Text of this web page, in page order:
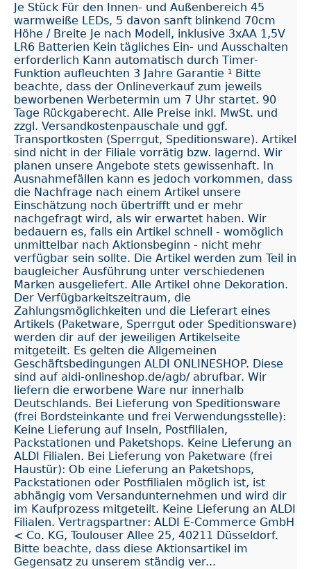
Je Stück Für den Innen- und Außenbereich 45
warmweiße LEDs, 5 davon sanft blinkend 70cm
Höhe / Breite Je nach Modell, inklusive 3xAA 1,5V
LR6 Batterien Kein tägliches Ein- und Ausschalten
erforderlich Kann automatisch durch Timer-
Funktion aufleuchten 3 Jahre Garantie ¹ Bitte
beachte, dass der Onlineverkauf zum jeweils
beworbenen Werbetermin um 7 Uhr startet. 90
Tage Rückgaberecht. Alle Preise inkl. MwSt. und
zzgl. Versandkostenpauschale und ggf.
Transportkosten (Sperrgut, Speditionsware). Artikel
sind nicht in der Filiale vorrätig bzw. lagernd. Wir
planen unsere Angebote stets gewissenhaft. In
Ausnahmefällen kann es jedoch vorkommen, dass
die Nachfrage nach einem Artikel unsere
Einschätzung noch übertrifft und er mehr
nachgefragt wird, als wir erwartet haben. Wir
bedauern es, falls ein Artikel schnell - womöglich
unmittelbar nach Aktionsbeginn - nicht mehr
verfügbar sein sollte. Die Artikel werden zum Teil in
baugleicher Ausführung unter verschiedenen
Marken ausgeliefert. Alle Artikel ohne Dekoration.
Der Verfügbarkeitszeitraum, die
Zahlungsmöglichkeiten und die Lieferart eines
Artikels (Paketware, Sperrgut oder Speditionsware)
werden dir auf der jeweiligen Artikelseite
mitgeteilt. Es gelten die Allgemeinen
Geschäftsbedingungen ALDI ONLINESHOP. Diese
sind auf aldi-onlineshop.de/agb/ abrufbar. Wir
liefern die erworbene Ware nur innerhalb
Deutschlands. Bei Lieferung von Speditionsware
(frei Bordsteinkante und frei Verwendungsstelle):
Keine Lieferung auf Inseln, Postfilialen,
Packstationen und Paketshops. Keine Lieferung an
ALDI Filialen. Bei Lieferung von Paketware (frei
Haustür): Ob eine Lieferung an Paketshops,
Packstationen oder Postfilialen möglich ist, ist
abhängig vom Versandunternehmen und wird dir
im Kaufprozess mitgeteilt. Keine Lieferung an ALDI
Filialen. Vertragspartner: ALDI E-Commerce GmbH
< Co. KG, Toulouser Allee 25, 40211 Düsseldorf.
Bitte beachte, dass diese Aktionsartikel im
Gegensatz zu unserem ständig ver...